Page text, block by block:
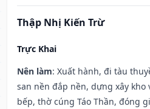
Thập Nhị Kiến Trừ
Trực Khai
Nên làm: Xuất hành, đi tàu
san nền đắp nền, dựng xây kho
bếp, thờ cúng Táo Thần, đóng